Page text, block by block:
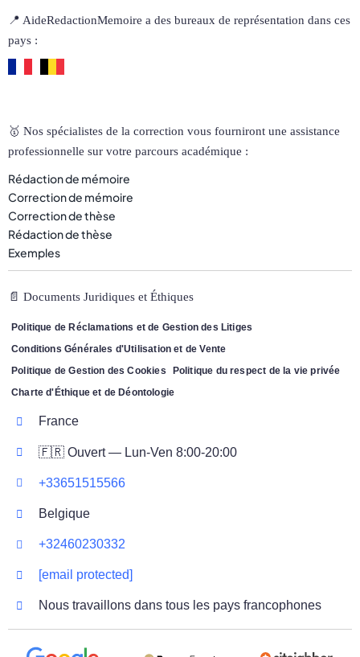
📍 AideRedactionMemoire a des bureaux de représentation dans ces
pays :
🥇 Nos spécialistes de la correction vous fourniront une assistance
professionnelle sur votre parcours académique :
Rédaction de mémoire
Correction de mémoire
Correction de thèse
Rédaction de thèse
Exemples
📄 Documents Juridiques et Éthiques
Politique de Réclamations et de Gestion des Litiges
Conditions Générales d'Utilisation et de Vente
Politique de Gestion des Cookies
Politique du respect de la vie privée
Charte d'Éthique et de Déontologie
France
🇫🇷 Ouvert — Lun-Ven 8:00-20:00
+33651515566
Belgique
+32460230332
[email protected]
Nous travaillons dans tous les pays francophones